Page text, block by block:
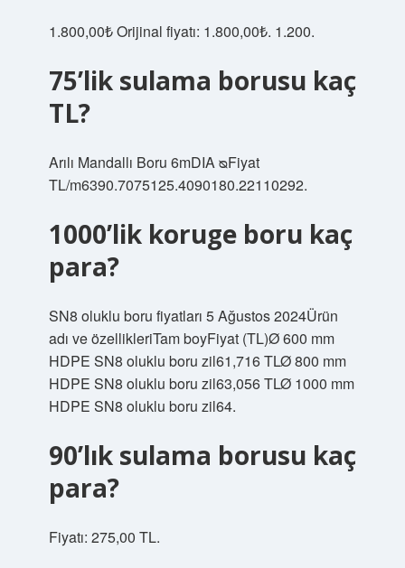
1.800,00₺ Orijinal fiyatı: 1.800,00₺. 1.200.
75’lik sulama borusu kaç
TL?
Arılı Mandallı Boru 6mDIA ᴓFiyat
TL/m6390.7075125.4090180.22110292.
1000’lik koruge boru kaç
para?
SN8 oluklu boru fiyatları 5 Ağustos 2024Ürün
adı ve özellikleriTam boyFiyat (TL)Ø 600 mm
HDPE SN8 oluklu boru zil61,716 TLØ 800 mm
HDPE SN8 oluklu boru zil63,056 TLØ 1000 mm
HDPE SN8 oluklu boru zil64.
90’lık sulama borusu kaç
para?
Fiyatı: 275,00 TL.